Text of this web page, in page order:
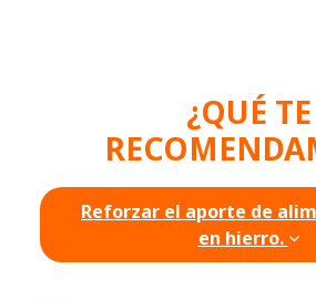
¿QUÉ TE
Reforzar el aporte de
en hierro.